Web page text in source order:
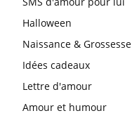
Halloween
Naissance & Grossesse
Idées cadeaux
Lettre d'amour
Amour et humour